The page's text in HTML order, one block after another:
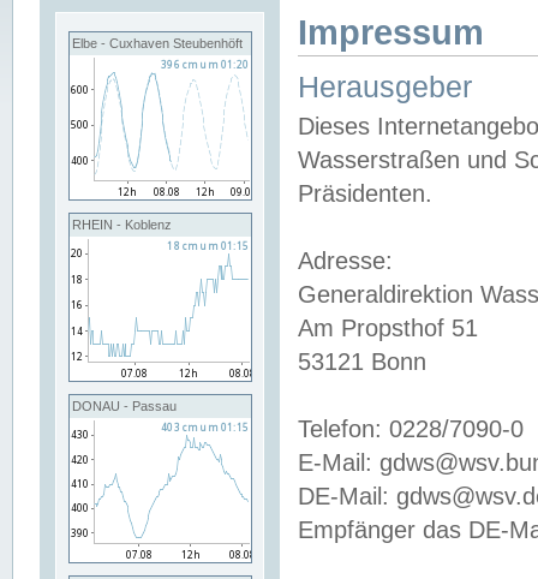
Elbe - Cuxhaven Steubenhöft
RHEIN - Koblenz
DONAU - Passau
Impressum
Herausgeber
Dieses
Wasserstraßen und
Präsidenten.
Adresse:
Generaldirektion
Am Propsthof 51
53121 Bonn
Telefon: 0228/7090-0
E-Mail:
DE-Mail:
Empfänger das DE-